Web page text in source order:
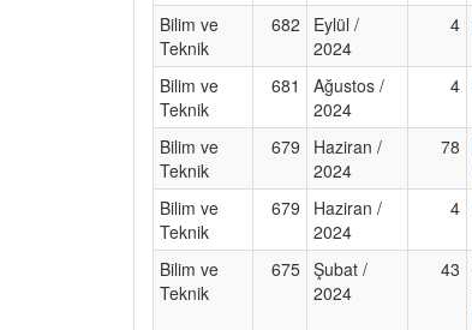
Bilim ve
Teknik
682
Eylül /
2024
4
Bilim ve
Teknik
681
Ağustos /
2024
4
Bilim ve
Teknik
679
Haziran /
2024
78
Bilim ve
Teknik
679
Haziran /
2024
4
Bilim ve
Teknik
675 Şubat /
2024
43